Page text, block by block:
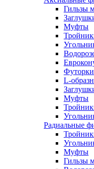
Гильзы
Муфты
Футорки
L-
Муфты
Радиальные
Муфты
Гильзы